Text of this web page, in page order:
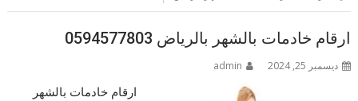
ارقام خادمات بالشهر بالرياض 0594577803
ديسمبر 25, 2024 admin
ارقام خادمات بالشهر